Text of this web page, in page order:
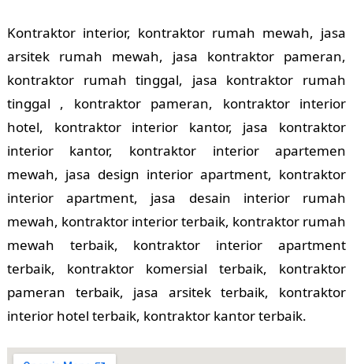
Kontraktor interior, kontraktor rumah mewah, jasa
arsitek rumah mewah, jasa kontraktor pameran,
kontraktor rumah tinggal, jasa kontraktor rumah
tinggal , kontraktor pameran, kontraktor interior
hotel, kontraktor interior kantor, jasa kontraktor
interior kantor, kontraktor interior apartemen
mewah, jasa design interior apartment, kontraktor
interior apartment, jasa desain interior rumah
mewah, kontraktor interior terbaik, kontraktor rumah
mewah terbaik, kontraktor interior apartment
terbaik, kontraktor komersial terbaik, kontraktor
pameran terbaik, jasa arsitek terbaik, kontraktor
interior hotel terbaik, kontraktor kantor terbaik.